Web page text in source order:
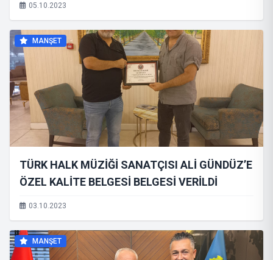
05.10.2023
MANŞET
TÜRK HALK MÜZİĞİ SANATÇISI ALİ GÜNDÜZ’E
ÖZEL KALİTE BELGESİ BELGESİ VERİLDİ
03.10.2023
MANŞET